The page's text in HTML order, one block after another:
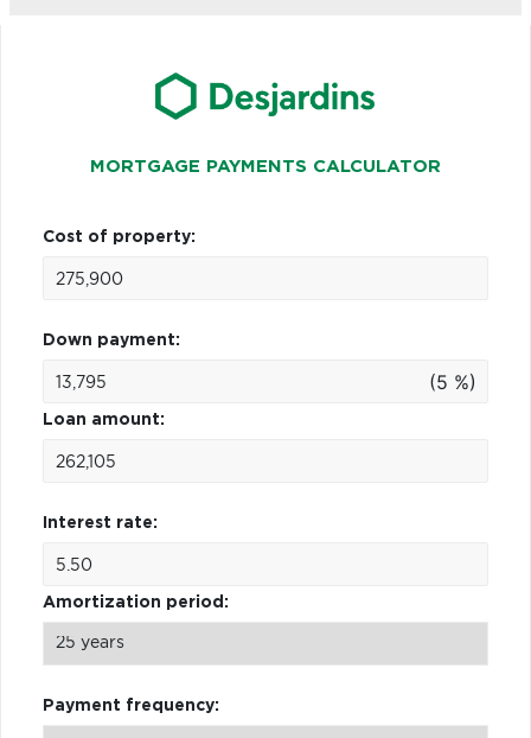
MORTGAGE PAYMENTS CALCULATOR
Cost of property:
Down payment:
(5 %)
Loan amount:
Interest rate:
Amortization period:
Payment frequency: